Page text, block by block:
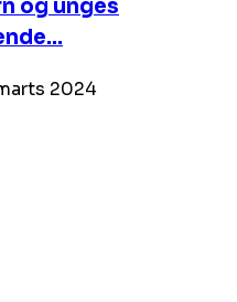
og unges
2024